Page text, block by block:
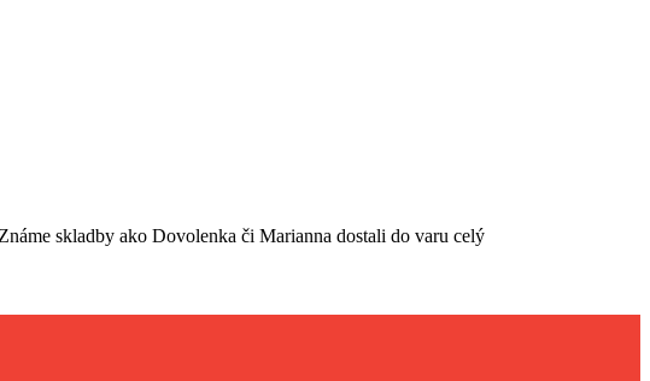
skladby ako Dovolenka či Marianna dostali do varu celý